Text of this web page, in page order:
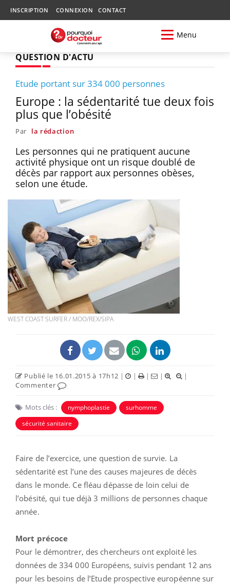
INSCRIPTION CONNEXION CONTACT
Menu
QUESTION D'ACTU
Etude portant sur 334 000 personnes
Europe : la sédentarité tue deux fois
plus que l’obésité
Par la rédaction
Les personnes qui ne pratiquent aucune
activité physique ont un risque doublé de
décès par rapport aux personnes obèses,
selon une étude.
WEST COAST SURFER / MOO/REX/SIPA
Publié le 16.01.2015 à 17h12 | | | |
|
Commenter
Mots clés : nymphoplastie
surhomme
sécurité sanitaire
Faire de l’exercice, une question de survie. La
sédentarité est l’une des causes majeures de décès
dans le monde. Ce fléau dépasse de loin celui de
l’obésité, qui tue déjà 3 millions de personnes chaque
année.
Mort précoce
Pour le démontrer, des chercheurs ont exploité les
données de 334 000 Européens, suivis pendant 12 ans
pour les besoins de l’Etude prospective européenne sur